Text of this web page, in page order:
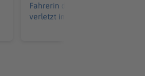
Fahrerin des anderen Autos
verletzt ins Krankenhaus.